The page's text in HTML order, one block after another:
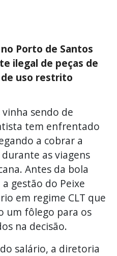
Porto de Santos
ilegal de peças de
uso restrito
sendo de
tem enfrentado
a cobrar a
as viagens
Antes da bola
gestão do Peixe
em regime CLT que
um fôlego para os
na decisão.
salário, a diretoria